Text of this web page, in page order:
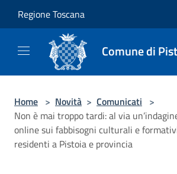
Regione Toscana
Comune di
Home > Novità > Comunicati >
Non è mai troppo tardi: al via
online sui fabbisogni culturali e
residenti a Pistoia e provincia